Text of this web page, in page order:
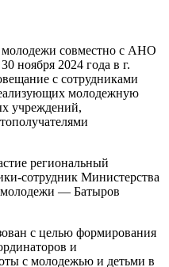
молодежи совместно с АНО
ноября 2024 года в г.
с сотрудниками
молодежную
учреждений,
региональный
сотрудник Министерства
молодежи — Батыров
с целью формирования
и
с молодежью и детьми в